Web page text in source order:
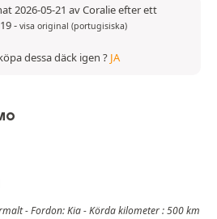
2026-05-21 av Coralie efter ett
- visa original (portugisiska)
dessa däck igen ? JA
- Fordon: Kia - Körda kilometer : 500 km